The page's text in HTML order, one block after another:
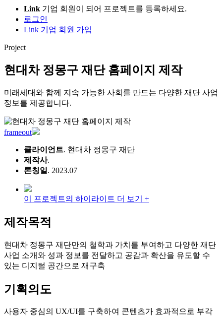
Link 기업 회원이 되어 프로젝트를 등록하세요.
로그인
Link 기업 회원 가입
Project
현대차 정몽구 재단 홈페이지 제작
미래세대와 함께 지속 가능한 사회를 만드는 다양한 재단 사업
정보를 제공합니다.
frameout
클라이언트. 현대차 정몽구 재단
제작사.
론칭일 . 2023.07
이 프로젝트의 하이라이트 더 보기 +
제작목적
현대차 정몽구 재단만의 철학과 가치를 부여하고 다양한 재단
사업 소개와 성과 정보를 전달하고 공감과 확산을 유도할 수
있는 디지털 공간으로 재구축
기획의도
사용자 중심의 UX/UI를 구축하여 콘텐츠가 효과적으로 부각